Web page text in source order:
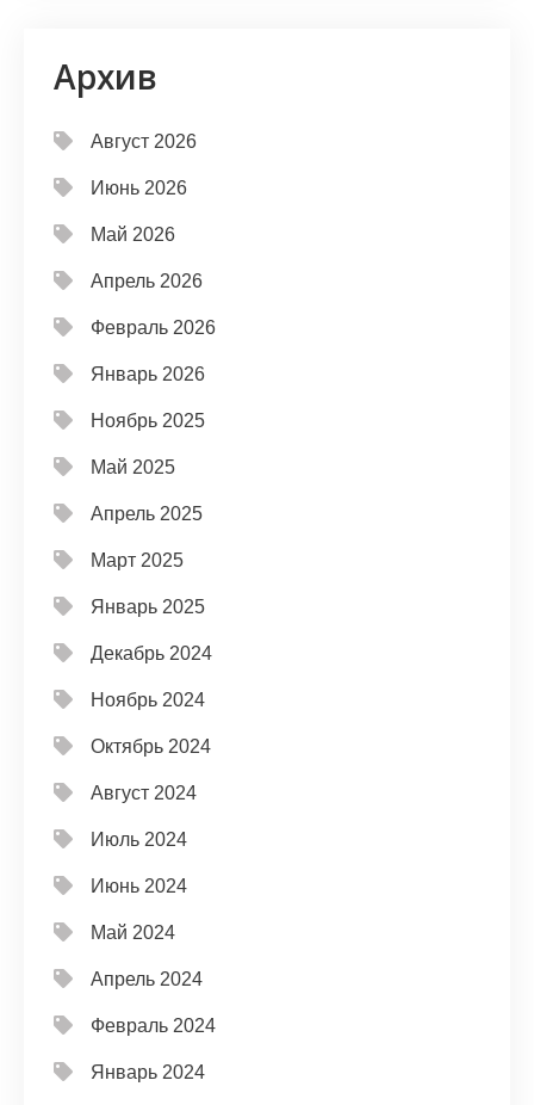
Архив
Август 2026
Июнь 2026
Май 2026
Апрель 2026
Февраль 2026
Январь 2026
Ноябрь 2025
Май 2025
Апрель 2025
Март 2025
Январь 2025
Декабрь 2024
Ноябрь 2024
Октябрь 2024
Август 2024
Июль 2024
Июнь 2024
Май 2024
Апрель 2024
Февраль 2024
Январь 2024